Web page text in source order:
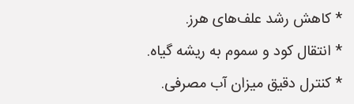
* کاهش رشد علف‌های هرز.
* انتقال کود و سموم به ریشه گیاه.
* کنترل دقیق میزان آب مصرفی.